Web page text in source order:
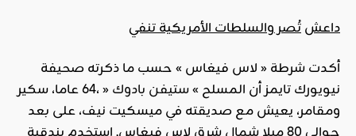
داعشتُصر والسلطات الأمريكية تنفي
أكدت شرطة « لاس فيغاس » حسب ما ذكرته صحيفة
نيويورك تايمز أن المسلح »ستيفن بادوك
« ،64 عاما، سكير
ومقامر، يعيش مع صديقته في ميسكيت نيف، على بعد